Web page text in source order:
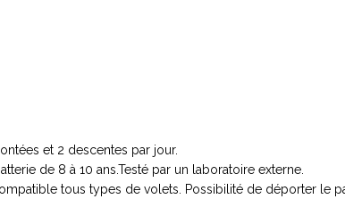
et 2 descentes par jour.
de 8 à 10 ans.Testé par un laboratoire externe.
tous types de volets. Possibilité de déporter le